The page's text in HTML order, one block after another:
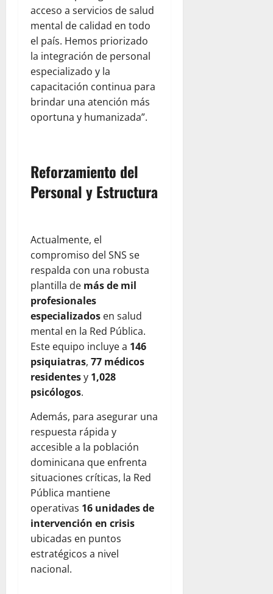
acceso a servicios de salud
mental de calidad en todo
el país. Hemos priorizado
la integración de personal
especializado y la
capacitación continua para
brindar una atención más
oportuna y humanizada”.
Reforzamiento del
Personal y Estructura
Actualmente, el
compromiso del SNS se
respalda con una robusta
plantilla de más de mil
profesionales
especializados en salud
mental en la Red Pública.
Este equipo incluye a 146
psiquiatras, 77 médicos
residentesy 1,028
psicólogos.
Además, para asegurar una
respuesta rápida y
accesible a la población
dominicana que enfrenta
situaciones críticas, la Red
Pública mantiene
operativas 16 unidades de
intervención en crisis
ubicadas en puntos
estratégicos a nivel
nacional.